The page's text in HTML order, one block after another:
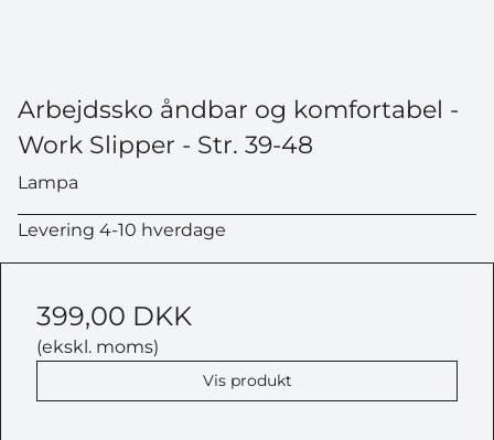
Arbejdssko åndbar og komfortabel -
Work Slipper - Str. 39-48
Lampa
Levering 4-10 hverdage
399,00 DKK
(ekskl. moms)
Vis produkt